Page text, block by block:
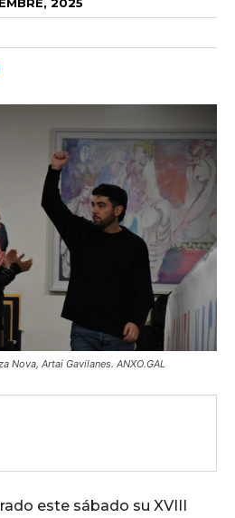
Nova, Artai Gavilanes. ANXO.GAL
este sábado su XVIII